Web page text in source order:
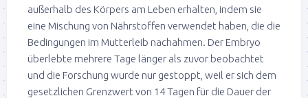
außerhalb des Körpers am Leben erhalten, indem sie
eine Mischung von Nährstoffen verwendet haben, die die
Bedingungen im Mutterleib nachahmen. Der Embryo
überlebte mehrere Tage länger als zuvor beobachtet
und die Forschung wurde nur gestoppt, weil er sich dem
gesetzlichen Grenzwert von 14 Tagen für die Dauer der